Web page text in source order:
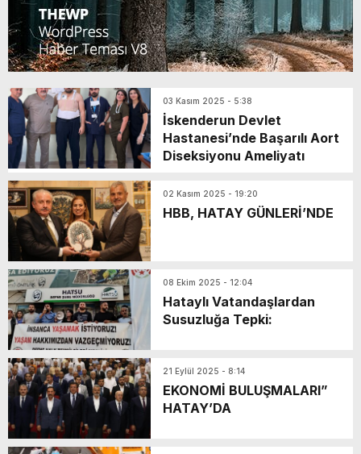
03 Kasım 2025 - 5:38
İskenderun Devlet
Hastanesi’nde Başarılı Aort
Diseksiyonu Ameliyatı
02 Kasım 2025 - 19:20
HBB, HATAY GÜNLERİ’NDE
08 Ekim 2025 - 12:04
Hataylı Vatandaşlardan
Susuzluğa Tepki:
21 Eylül 2025 - 8:14
EKONOMİ BULUŞMALARI”
HATAY’DA